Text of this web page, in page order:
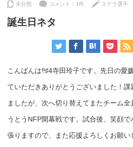
未分類 コメント：1件 ステラ選手
誕生日ネタ
こんばんは‼︎♯4寺田玲子です。先日の愛
ていただきありがとうございました！課
ましたが、次へ切り替えてまたチーム全
うとうNFP開幕戦です。試合後、笑顔
張りますので、また応援よろしくお願い